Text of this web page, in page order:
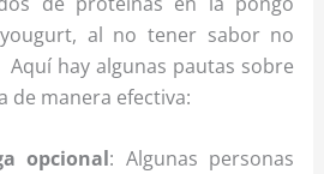
al no tener sabor no
hay algunas pautas sobre
de manera efectiva:
opcional: Algunas personas